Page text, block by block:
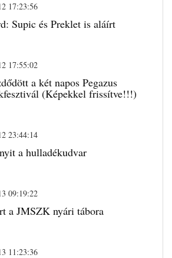
17:23:56
Supic és Preklet is aláírt
17:55:02
a két napos Pegazus
(Képekkel frissítve!!!)
23:44:14
a hulladékudvar
09:19:22
a JMSZK nyári tábora
11:23:36